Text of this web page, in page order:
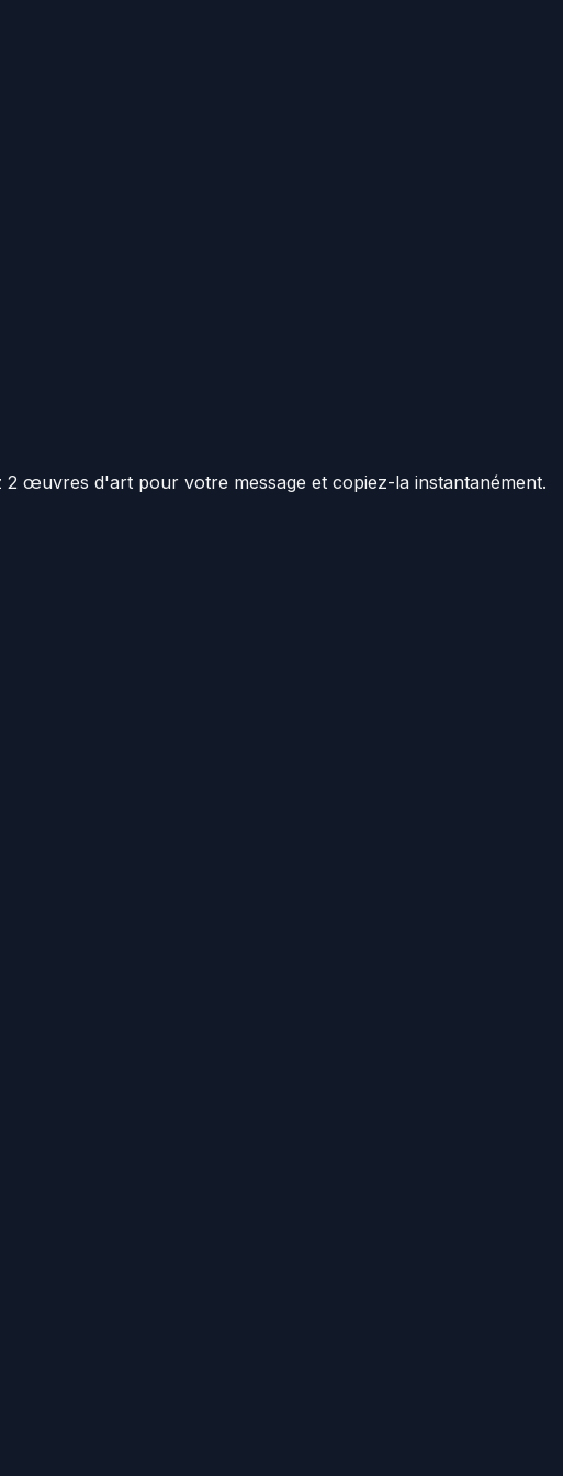
2 œuvres d'art pour votre message et copiez-la instantanément.